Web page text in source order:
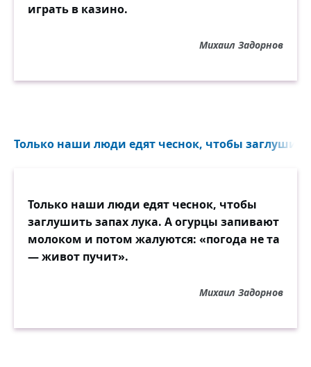
играть в казино.
Михаил Задорнов
Только наши люди едят чеснок, чтобы заглушить
Только наши люди едят чеснок, чтобы
заглушить запах лука. А огурцы запивают
молоком и потом жалуются: «погода не та
— живот пучит».
Михаил Задорнов